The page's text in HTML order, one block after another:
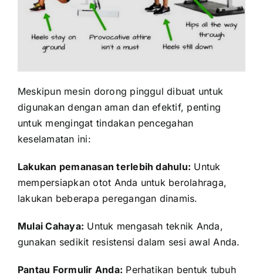
Meskipun mesin dorong pinggul dibuat untuk
digunakan dengan aman dan efektif, penting
untuk mengingat tindakan pencegahan
keselamatan ini:
Lakukan pemanasan terlebih dahulu: Untuk
mempersiapkan otot Anda untuk berolahraga,
lakukan beberapa peregangan dinamis.
Mulai Cahaya: Untuk mengasah teknik Anda,
gunakan sedikit resistensi dalam sesi awal Anda.
Pantau Formulir Anda: Perhatikan bentuk tubuh